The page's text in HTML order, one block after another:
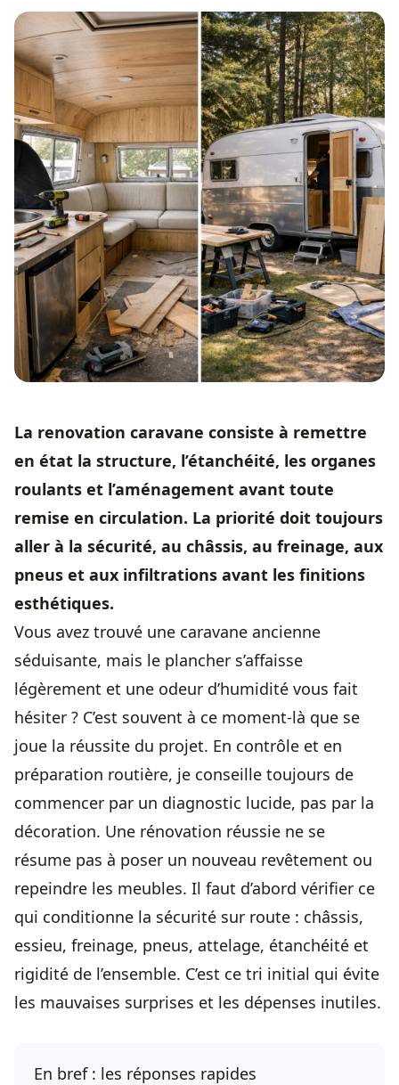
La renovation caravane consiste à remettre
en état la structure, l’étanchéité, les organes
roulants et l’aménagement avant toute
remise en circulation. La priorité doit toujours
aller à la sécurité, au châssis, au freinage, aux
pneus et aux infiltrations avant les finitions
esthétiques.
Vous avez trouvé une caravane ancienne
séduisante, mais le plancher s’affaisse
légèrement et une odeur d’humidité vous fait
hésiter ? C’est souvent à ce moment-là que se
joue la réussite du projet. En contrôle et en
préparation routière, je conseille toujours de
commencer par un diagnostic lucide, pas par la
décoration. Une rénovation réussie ne se
résume pas à poser un nouveau revêtement ou
repeindre les meubles. Il faut d’abord vérifier ce
qui conditionne la sécurité sur route : châssis,
essieu, freinage, pneus, attelage, étanchéité et
rigidité de l’ensemble. C’est ce tri initial qui évite
les mauvaises surprises et les dépenses inutiles.
En bref : les réponses rapides